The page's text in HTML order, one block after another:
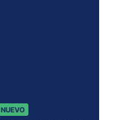
NUEVO